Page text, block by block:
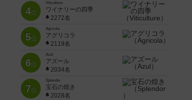
4位
Viticulture
ワイナリーの四季
2272名
5位
Agricola
アグリコラ
2119名
6位
Azul
アズール
2034名
7位
Splendor
宝石の煌き
2028名